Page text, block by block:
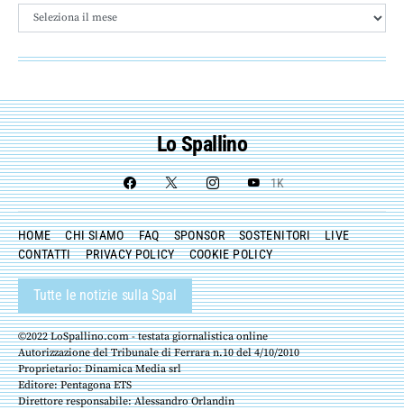
Archivio
Lo Spallino
1K
HOME CHI SIAMO FAQ SPONSOR SOSTENITORI
LIVE
CONTATTI
PRIVACY POLICY COOKIE POLICY
Tutte le notizie sulla Spal
©2022 LoSpallino.com - testata giornalistica online
Autorizzazione del Tribunale di Ferrara n.10 del 4/10/2010
Proprietario: Dinamica Media srl
Editore: Pentagona ETS
Direttore responsabile: Alessandro Orlandin